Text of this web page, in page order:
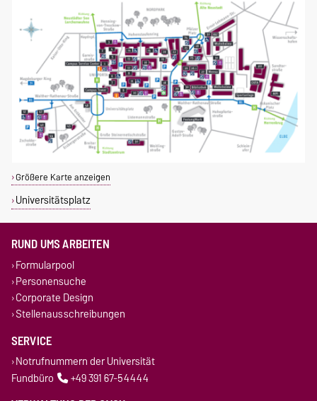
Größere Karte anzeigen
Universitätsplatz
RUND UMS ARBEITEN
Formularpool
Personensuche
Corporate Design
Stellenausschreibungen
SERVICE
Notrufnummern der Universität
Fundbüro
+49 391 67-54444